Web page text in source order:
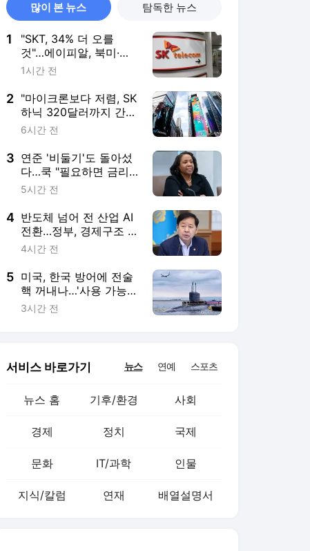
많이 본 뉴스 탐독한 뉴스
1
"SKT, 34% 더 오를
것"…에이피알, 북미·유
럽 등 서구권서 성장 본
1시간 전
2 "마이크론보다 저렴, SK
하닉 320달러까지 간
다"…월가는 왜 ADR '매
6시간 전
3 연준 '비둘기'도 돌아섰
다…쿡 "필요하면 금리
올릴 것"
5시간 전
4 반도체 넘어 전 산업 AI
전환…정부, 경제구조 혁
신 시동
4시간 전
5 미국, 한국 방어에 전술
핵 꺼내나…'사용 가능한
핵' 전략 검토
3시간 전
서비스 바로가기 뉴스 연예 스포츠
뉴스 홈 기후/환경 사회
경제 정치 국제
문화 IT/과학 인물
지식/칼럼 연재 배열설명서